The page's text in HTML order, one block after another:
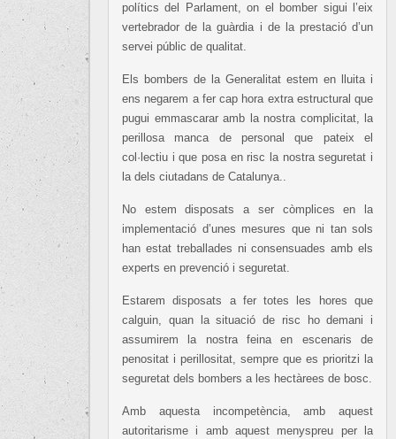
polítics del Parlament, on el bomber sigui l’eix
vertebrador de la guàrdia i de la prestació d’un
servei públic de qualitat.
Els bombers de la Generalitat estem en lluita i
ens negarem a fer cap hora extra estructural que
pugui emmascarar amb la nostra complicitat, la
perillosa manca de personal que pateix el
col·lectiu i que posa en risc la nostra seguretat i
la dels ciutadans de Catalunya..
No estem disposats a ser còmplices en la
implementació d’unes mesures que ni tan sols
han estat treballades ni consensuades amb els
experts en prevenció i seguretat.
Estarem disposats a fer totes les hores que
calguin, quan la situació de risc ho demani i
assumirem la nostra feina en escenaris de
penositat i perillositat, sempre que es prioritzi la
seguretat dels bombers a les hectàrees de bosc.
Amb aquesta incompetència, amb aquest
autoritarisme i amb aquest menyspreu per la